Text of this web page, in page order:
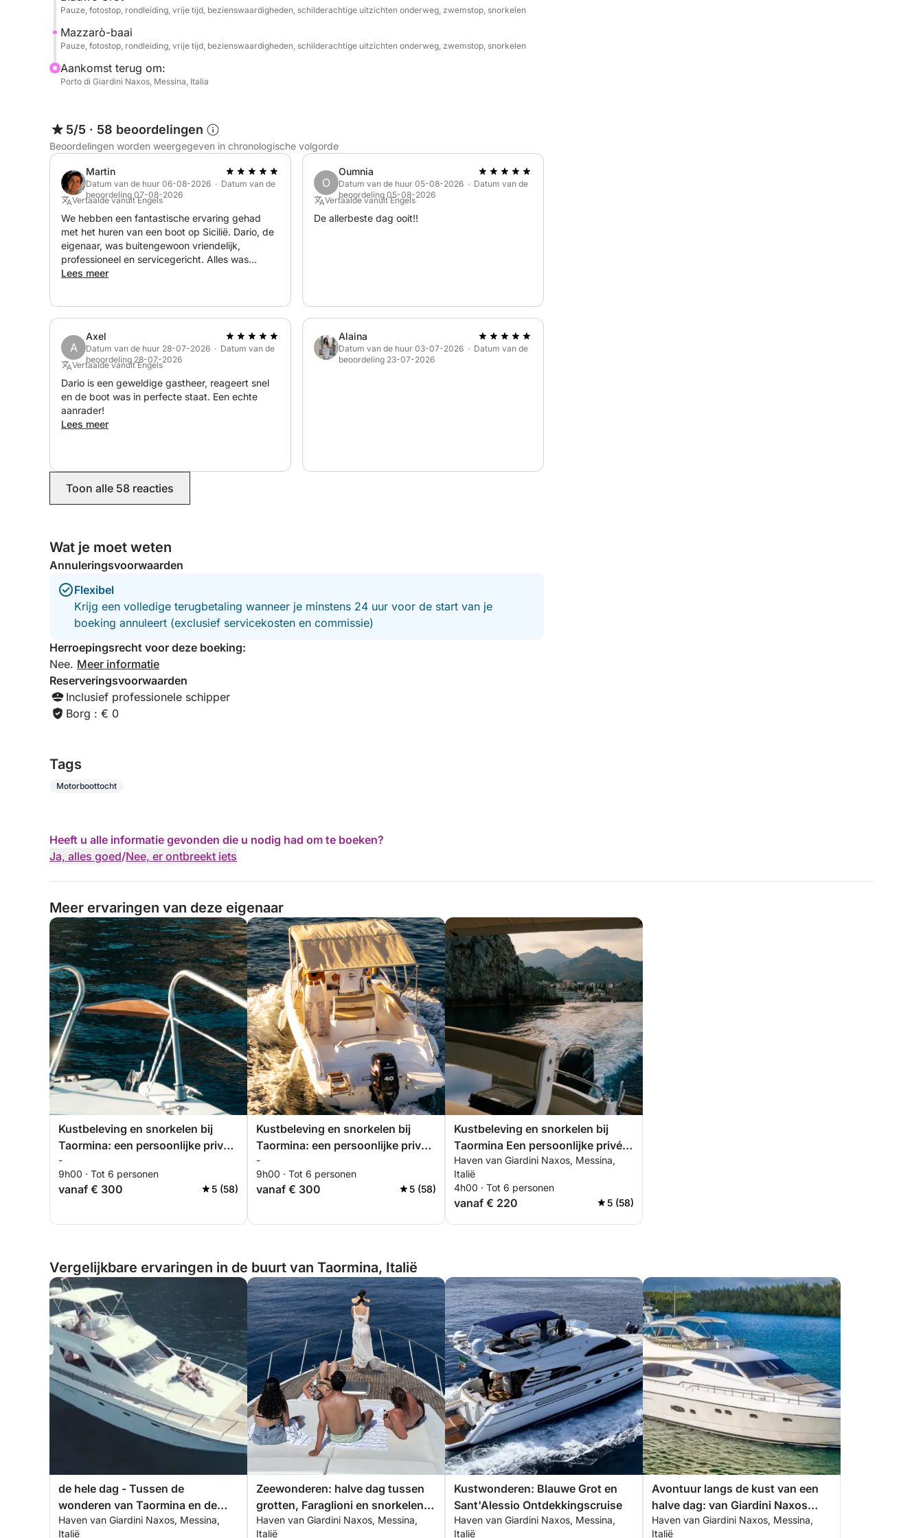
Pauze, fotostop, rondleiding, vrije tijd, bezienswaardigheden, schilderachtige uitzichten onderweg, zwemstop, snorkelen
Mazzarò-baai
Pauze, fotostop, rondleiding, vrije tijd, bezienswaardigheden, schilderachtige uitzichten onderweg, zwemstop, snorkelen
Aankomst terug om:
Porto di Giardini Naxos, Messina, Italia
5/5 · 58 beoordelingen
Beoordelingen worden weergegeven in chronologische volgorde
Martin
Datum van de huur 06-08-2026 · Datum van de
beoordeling 07-08-2026
Vertaalde vanuit Engels
We hebben een fantastische ervaring gehad
met het huren van een boot op Sicilië. Dario, de
eigenaar, was buitengewoon vriendelijk,
professioneel en servicegericht. Alles was
precies zoals beloofd en het hele proces verliep
veilig en comfortabel voelden. Hij was ook een
geweldige kapitein die de omgeving goed
kende en de dag echt onvergetelijk maakte. We
raden deze bootverhuur van harte aan aan
iedereen die Sicilië bezoekt. Bedankt, Dario en
Mario, voor een onvergetelijke ervaring!
Lees meer
O
Oumnia
Datum van de huur 05-08-2026 · Datum van de
beoordeling 05-08-2026
Vertaalde vanuit Engels
De allerbeste dag ooit!!
A
Axel
Datum van de huur 28-07-2026 · Datum van de
beoordeling 28-07-2026
Vertaalde vanuit Engels
Dario is een geweldige gastheer, reageert snel
en de boot was in perfecte staat. Een echte
aanrader!
Lees meer
Alaina
Datum van de huur 03-07-2026 · Datum van de
beoordeling 23-07-2026
Toon alle 58 reacties
Wat je moet weten
Annuleringsvoorwaarden
Flexibel
Krijg een volledige terugbetaling wanneer je minstens 24 uur voor de start van je
boeking annuleert (exclusief servicekosten en commissie)
Herroepingsrecht voor deze boeking:
Nee. Meer informatie
Reserveringsvoorwaarden
Inclusief professionele schipper
Borg : € 0
Tags
Motorboottocht
Heeft u alle informatie gevonden die u nodig had om te boeken?
Ja, alles goed/Nee, er ontbreekt iets
Meer ervaringen van deze eigenaar
Kustbeleving en snorkelen bij
Taormina: een persoonlijke privé-
excursie door kristalhelder water,
verborgen baaien en grotten met
uitzicht op de Etna.
-
9h00 · Tot 6 personen
vanaf € 300 5 (58)
Kustbeleving en snorkelen bij
Taormina: een persoonlijke privé-
excursie door kristalhelder water,
verborgen baaien en grotten met
uitzicht op de Etna.
-
9h00 · Tot 6 personen
vanaf € 300 5 (58)
Kustbeleving en snorkelen bij
Taormina Een persoonlijke privé-
excursie door kristalhelder water,
baaien en verborgen grotten met
uitzicht op de Etna.
Haven van Giardini Naxos, Messina,
Italië
4h00 · Tot 6 personen
vanaf € 220 5 (58)
Vergelijkbare ervaringen in de buurt van Taormina, Italië
de hele dag - Tussen de
wonderen van Taormina en de
Etna
Haven van Giardini Naxos, Messina,
Italië
Zeewonderen: halve dag tussen
grotten, Faraglioni en snorkelen in
Taormina
Haven van Giardini Naxos, Messina,
Italië
Kustwonderen: Blauwe Grot en
Sant'Alessio Ontdekkingscruise
Haven van Giardini Naxos, Messina,
Italië
Avontuur langs de kust van een
halve dag: van Giardini Naxos
naar de Blauwe Grot en
Haven van Giardini Naxos, Messina,
Italië